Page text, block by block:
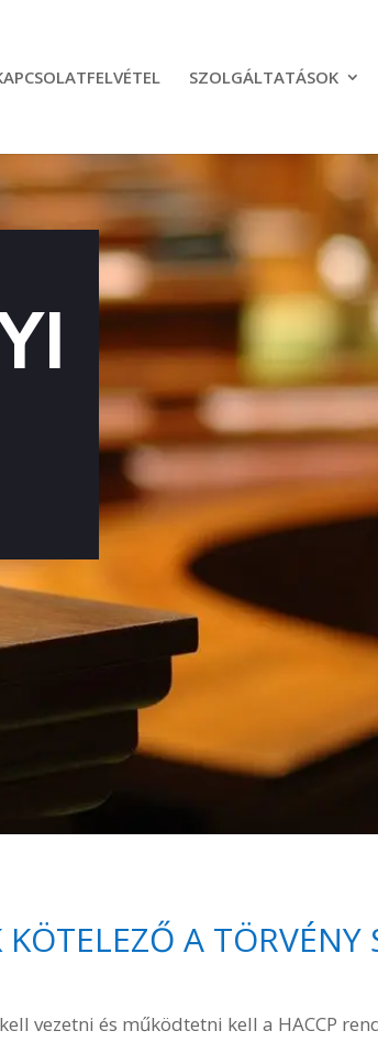
SZOLGÁLTATÁSOK
A TÖRVÉNY
vezetni és működtetni kell a HACCP